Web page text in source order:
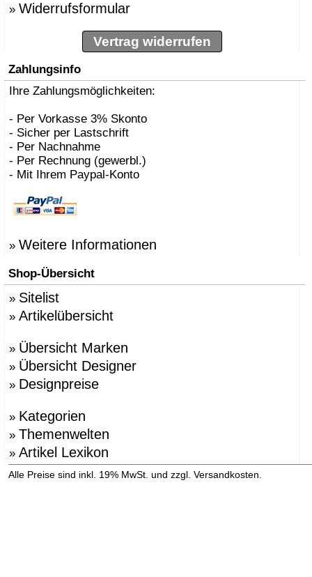
» Widerrufsformular
Vertrag widerrufen
Zahlungsinfo
Ihre Zahlungsmöglichkeiten:
- Per Vorkasse 3% Skonto
- Sicher per Lastschrift
- Per Nachnahme
- Per Rechnung (gewerbl.)
- Mit Ihrem Paypal-Konto
» Weitere Informationen
Shop-Übersicht
» Sitelist
» Artikelübersicht
» Übersicht Marken
» Übersicht Designer
» Designpreise
» Kategorien
» Themenwelten
» Artikel Lexikon
Alle Preise sind inkl. 19% MwSt. und zzgl. Versandkosten.